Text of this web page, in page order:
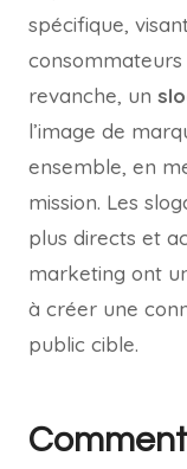
spécifique,
revanche, un
l’image de
ensemble, en
mission. Les
plus directs et
marketing ont
à créer une
public cible.